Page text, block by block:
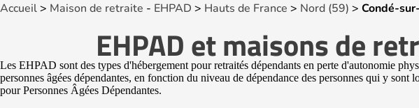
Accueil> Maison de retraite - EHPAD > Hauts de France > Nord (59) > Condé-
EHPAD et maisons de
Les EHPAD sont des types d'hébergement pour retraités dépendants en perte d'autonomie
personnes âgées dépendantes, en fonction du niveau de dépendance des personnes qui y
pour Personnes Âgées Dépendantes.